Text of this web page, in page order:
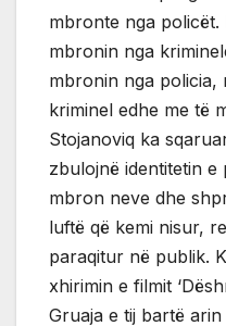
mbronte nga policët.
mbronin nga
mbronin nga policia,
kriminel edhe me të
Stojanoviq ka
zbulojnë identitetin e
mbron neve dhe
luftë që kemi nisur,
paraqitur në publik.
xhirimin e filmit
Gruaja e tij bartë